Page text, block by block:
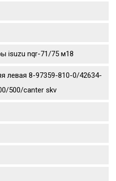
isuzu nqr-71/75 м18
левая 8-97359-810-0/42634-
500/canter skv